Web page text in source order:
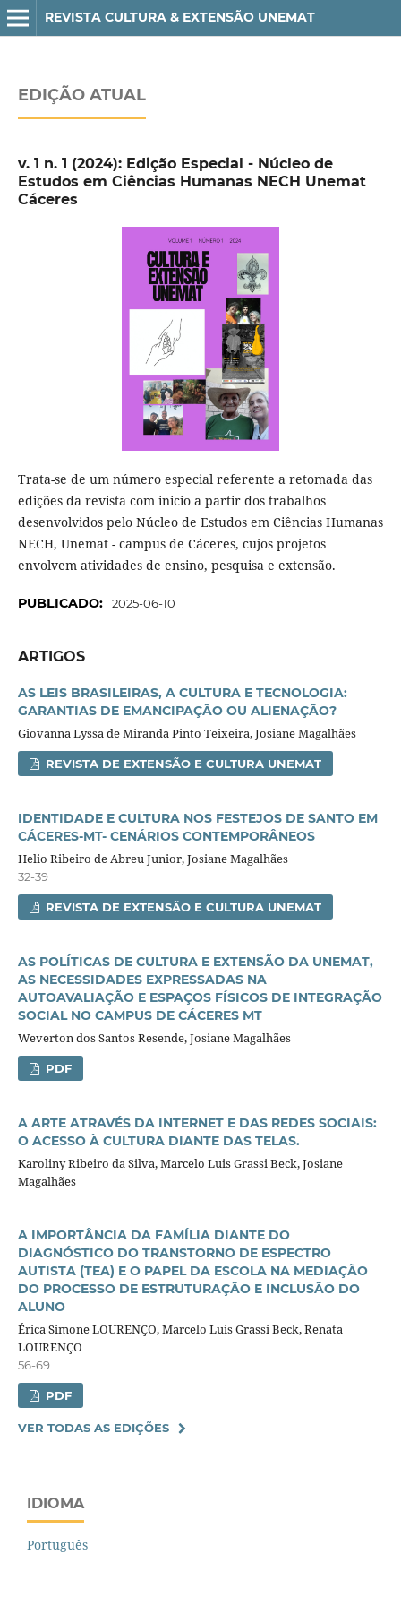
REVISTA CULTURA & EXTENSÃO UNEMAT
EDIÇÃO ATUAL
v. 1 n. 1 (2024): Edição Especial - Núcleo de
Estudos em Ciências Humanas NECH Unemat
Cáceres
Trata-se de um número especial referente a retomada das
edições da revista com inicio a partir dos trabalhos
desenvolvidos pelo Núcleo de Estudos em Ciências Humanas
NECH, Unemat - campus de Cáceres, cujos projetos
envolvem atividades de ensino, pesquisa e extensão.
PUBLICADO: 2025-06-10
ARTIGOS
AS LEIS BRASILEIRAS, A CULTURA E TECNOLOGIA:
GARANTIAS DE EMANCIPAÇÃO OU ALIENAÇÃO?
Giovanna Lyssa de Miranda Pinto Teixeira, Josiane Magalhães
REVISTA DE EXTENSÃO E CULTURA UNEMAT
IDENTIDADE E CULTURA NOS FESTEJOS DE SANTO EM
CÁCERES-MT- CENÁRIOS CONTEMPORÂNEOS
Helio Ribeiro de Abreu Junior, Josiane Magalhães
32-39
REVISTA DE EXTENSÃO E CULTURA UNEMAT
AS POLÍTICAS DE CULTURA E EXTENSÃO DA UNEMAT,
AS NECESSIDADES EXPRESSADAS NA
AUTOAVALIAÇÃO E ESPAÇOS FÍSICOS DE INTEGRAÇÃO
SOCIAL NO CAMPUS DE CÁCERES MT
Weverton dos Santos Resende, Josiane Magalhães
PDF
A ARTE ATRAVÉS DA INTERNET E DAS REDES SOCIAIS:
O ACESSO À CULTURA DIANTE DAS TELAS.
Karoliny Ribeiro da Silva, Marcelo Luis Grassi Beck, Josiane
Magalhães
A IMPORTÂNCIA DA FAMÍLIA DIANTE DO
DIAGNÓSTICO DO TRANSTORNO DE ESPECTRO
AUTISTA (TEA) E O PAPEL DA ESCOLA NA MEDIAÇÃO
DO PROCESSO DE ESTRUTURAÇÃO E INCLUSÃO DO
ALUNO
Érica Simone LOURENÇO, Marcelo Luis Grassi Beck, Renata
LOURENÇO
56-69
PDF
VER TODAS AS EDIÇÕES
IDIOMA
Português